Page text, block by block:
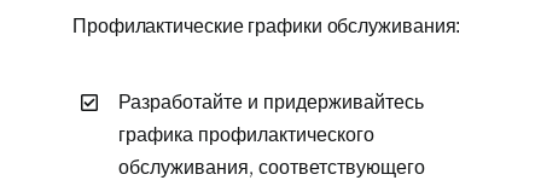
Профилактические графики обслуживания:
Разработайте и придерживайтесь
графика профилактического
обслуживания, соответствующего